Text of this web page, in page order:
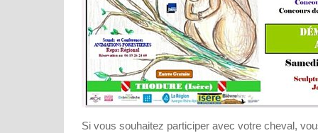
Si vous souhaitez participer avec votre cheval,